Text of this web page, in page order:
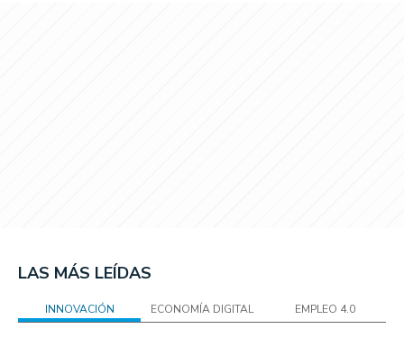
LAS MÁS LEÍDAS
INNOVACIÓN ECONOMÍA DIGITAL EMPLEO 4.0